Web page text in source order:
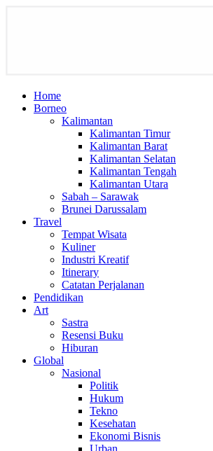
Home
Borneo
Kalimantan
Kalimantan Timur
Kalimantan Barat
Kalimantan Selatan
Kalimantan Tengah
Kalimantan Utara
Sabah – Sarawak
Brunei Darussalam
Travel
Tempat Wisata
Kuliner
Industri Kreatif
Itinerary
Catatan Perjalanan
Pendidikan
Art
Sastra
Resensi Buku
Hiburan
Global
Nasional
Politik
Hukum
Tekno
Kesehatan
Ekonomi Bisnis
Urban